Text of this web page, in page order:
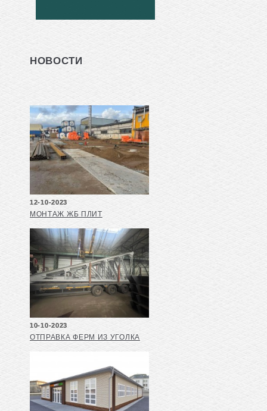
НОВОСТИ
12-10-2023
МОНТАЖ ЖБ ПЛИТ
10-10-2023
ОТПРАВКА ФЕРМ ИЗ УГОЛКА